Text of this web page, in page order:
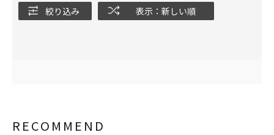
絞り込み 表示：新しい順
RECOMMEND